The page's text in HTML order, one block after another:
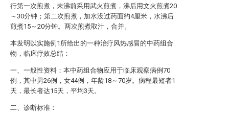
行第一次煎煮，未沸前采用武火煎煮，沸后用文火煎煮20
～30分钟；第二次煎煮，加水没过药面约4厘米，水沸后
煎煮15～20分钟。两次煎煮取汁，合并。
本发明以实施例1所给出的一种治疗风热感冒的中药组合
物，临床疗效总结：
一、一般性资料：本中药组合物应用于临床观察病例70
例，其中男26例，女44例，年龄18～70岁。病程最短者1
天，最长者达15天，平均3天。
二、诊断标准：